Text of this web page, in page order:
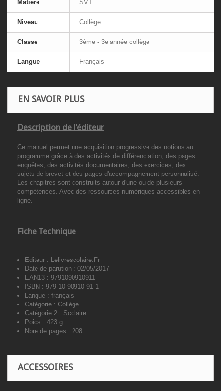
Matière SVT
Niveau Collège
Classe 3ème - 3e année collège
Langue Français
EN SAVOIR PLUS
Description de l'éditeur
Ce manuel permet une acquisition progressive des notions au
programme grâce à des activités de différenciation, des pages
enquêtes, des activités documentaires, des exercices, des
sujets de brevet et des pages d'accompagnement personnalisé.
Les chapitres sont construits autour d'une ou de plusieurs
compétences. Avec des ressources numériques accessibles en
ligne.
Fiche Technique
Editeur : Lelivrescolaire.Fr
Date de parution : 02/05/2017
EAN13 : 9791090910911
ISBN : 979-10-90910-91-1
Langue : français
Catégorie : Collège
Catégorie 2 : Scolaire
Poids : 423 g
Nbre de pages : 208
ACCESSOIRES